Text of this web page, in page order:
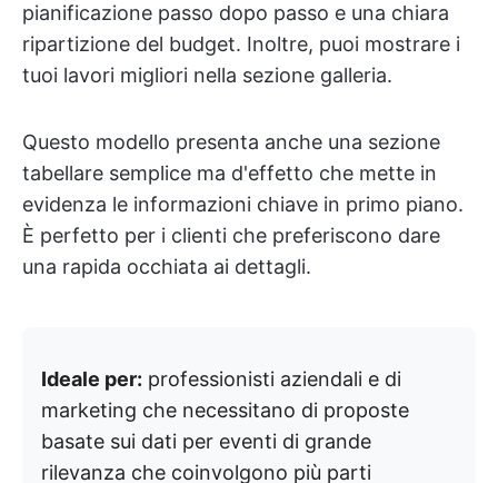
pianificazione passo dopo passo e una chiara
ripartizione del budget. Inoltre, puoi mostrare i
tuoi lavori migliori nella sezione galleria.
Questo modello presenta anche una sezione
tabellare semplice ma d'effetto che mette in
evidenza le informazioni chiave in primo piano.
È perfetto per i clienti che preferiscono dare
una rapida occhiata ai dettagli.
Ideale per: professionisti aziendali e di
marketing che necessitano di proposte
basate sui dati per eventi di grande
rilevanza che coinvolgono più parti